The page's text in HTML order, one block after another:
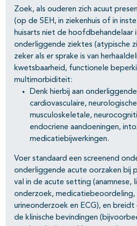
Zoek, als ouderen zich acuut
(op de SEH, in ziekenhuis of in
huisarts niet de hoofdbehandelaar
onderliggende ziektes (atypische
zeker als er sprake is van
kwetsbaarheid, functionele
multimorbiditeit:
Denk hierbij aan
cardiovasculaire,
musculoskeletale,
endocriene aandoeningen,
medicatiebijwerkingen.
Voer standaard een screenend
onderliggende acute oorzaken bij
val in de acute setting (anamnese,
onderzoek, medicatiebeoordeling,
urineonderzoek en ECG), en breidt
de klinische bevindingen